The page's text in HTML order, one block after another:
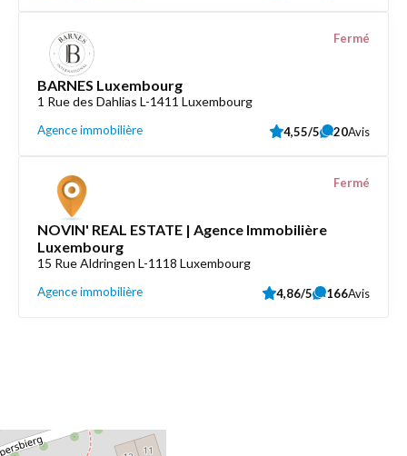
BARNES Luxembourg
1 Rue des Dahlias L-1411 Luxembourg
Agence immobilière
Fermé
4,55/5 20Avis
NOVIN' REAL ESTATE | Agence Immobilière
Luxembourg
15 Rue Aldringen L-1118 Luxembourg
Agence immobilière
Fermé
4,86/5 166Avis